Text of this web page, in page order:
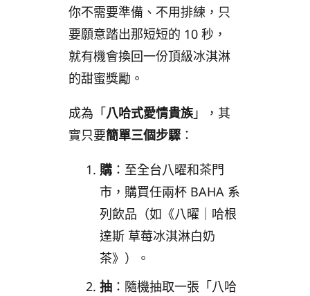
你不需要準備、不用排練，只
要願意踏出那短短的 10 秒，
就有機會換回一份頂級冰淇淋
的甜蜜獎勵。
成為「八哈式愛情貴族 」，其
實只要簡單三個步驟 ：
購 ：至全台八曜和茶門
市，購買任兩杯 BAHA 系
列飲品（如《八曜｜哈根
達斯 草莓冰淇淋白奶
茶》）。
抽 ：隨機抽取一張「八哈